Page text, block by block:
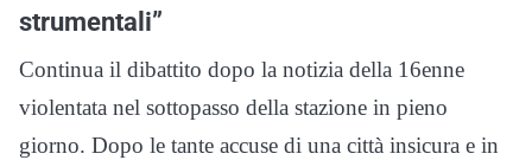
strumentali”
Continua il dibattito dopo la notizia della 16enne
violentata nel sottopasso della stazione in pieno
giorno. Dopo le tante accuse di una città insicura e in